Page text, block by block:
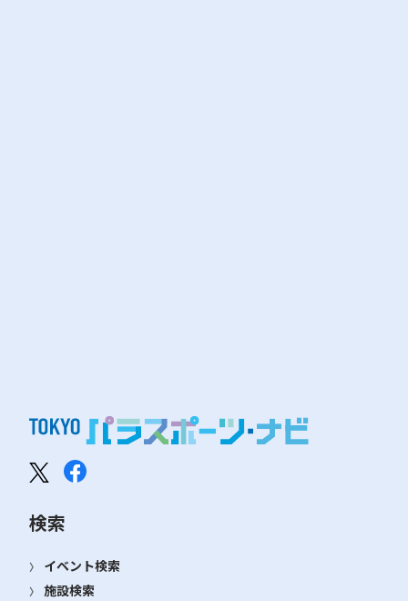
検索
イベント検索
施設検索